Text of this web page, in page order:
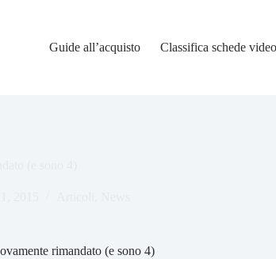
Guide all’acquisto
Classifica schede video
rimandato (e sono 4)